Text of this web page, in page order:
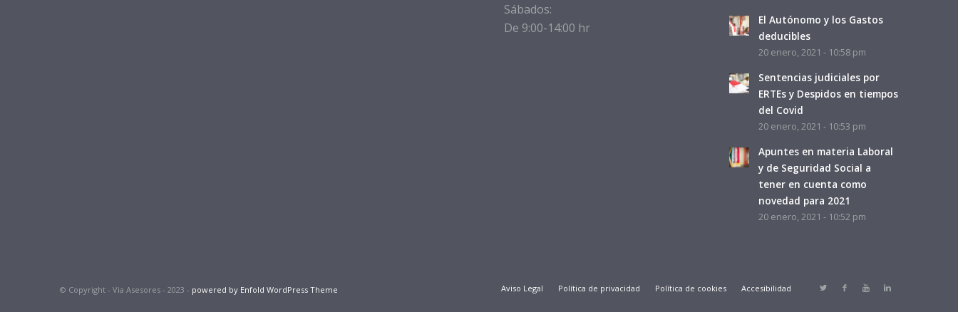
Sábados:
De 9:00-14:00 hr
El Autónomo y los Gastos
deducibles
20 enero, 2021 - 10:58 pm
Sentencias judiciales por
ERTEs y Despidos en tiempos
del Covid
20 enero, 2021 - 10:53 pm
Apuntes en materia Laboral
y de Seguridad Social a
tener en cuenta como
novedad para 2021
20 enero, 2021 - 10:52 pm
© Copyright - Via Asesores - 2023 - powered by Enfold WordPress Theme Aviso Legal Política de privacidad Política de cookies Accesibilidad